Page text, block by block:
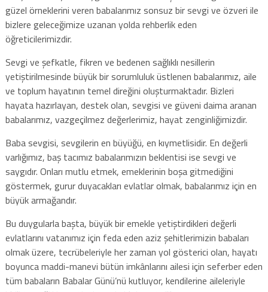
güzel örneklerini veren babalarımız sonsuz bir sevgi ve özveri ile
bizlere geleceğimize uzanan yolda rehberlik eden
öğreticilerimizdir.
Sevgi ve şefkatle, fikren ve bedenen sağlıklı nesillerin
yetiştirilmesinde büyük bir sorumluluk üstlenen babalarımız, aile
ve toplum hayatının temel direğini oluşturmaktadır. Bizleri
hayata hazırlayan, destek olan, sevgisi ve güveni daima aranan
babalarımız, vazgeçilmez değerlerimiz, hayat zenginliğimizdir.
Baba sevgisi, sevgilerin en büyüğü, en kıymetlisidir. En değerli
varlığımız, baş tacımız babalarımızın beklentisi ise sevgi ve
saygıdır. Onları mutlu etmek, emeklerinin boşa gitmediğini
göstermek, gurur duyacakları evlatlar olmak, babalarımız için en
büyük armağandır.
Bu duygularla başta, büyük bir emekle yetiştirdikleri değerli
evlatlarını vatanımız için feda eden aziz şehitlerimizin babaları
olmak üzere, tecrübeleriyle her zaman yol gösterici olan, hayatı
boyunca maddi-manevi bütün imkânlarını ailesi için seferber eden
tüm babaların Babalar Günü’nü kutluyor, kendilerine aileleriyle